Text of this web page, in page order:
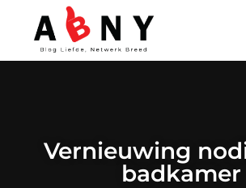
Vernieuwing
badkamer